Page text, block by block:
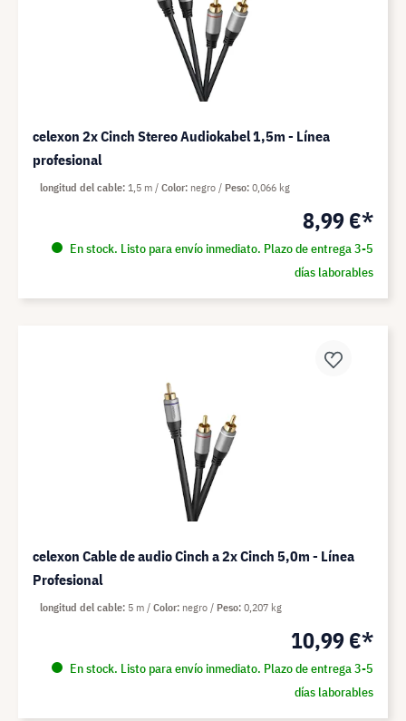
celexon 2x Cinch Stereo Audiokabel 1,5m - Línea
profesional
8,99 €*
En stock. Listo para envío inmediato. Plazo de entrega 3-5
días laborables
longitud del cable 1,5 m Color negro Peso 0,066 kg
celexon Cable de audio Cinch a 2x Cinch 5,0m - Línea
Profesional
10,99 €*
En stock. Listo para envío inmediato. Plazo de entrega 3-5
días laborables
longitud del cable 5 m Color negro Peso 0,207 kg